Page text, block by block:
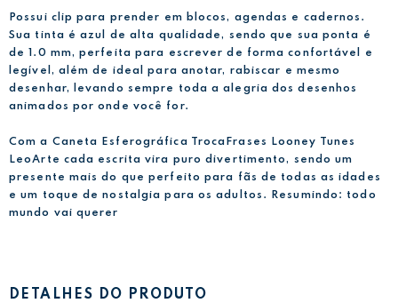
Possui clip para prender em blocos, agendas e cadernos.
Sua tinta é azul de alta qualidade, sendo que sua ponta é
de 1.0 mm, perfeita para escrever de forma confortável e
legível, além de ideal para anotar, rabiscar e mesmo
desenhar, levando sempre toda a alegria dos desenhos
animados por onde você for.
Com a Caneta Esferográfica TrocaFrases Looney Tunes
LeoArte cada escrita vira puro divertimento, sendo um
presente mais do que perfeito para fãs de todas as idades
e um toque de nostalgia para os adultos. Resumindo: todo
mundo vai querer
DETALHES DO PRODUTO